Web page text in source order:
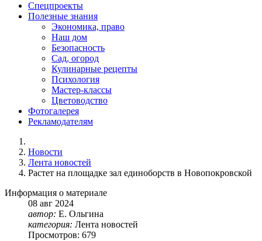
Спецпроекты
Полезные знания
Экономика, право
Наш дом
Безопасность
Сад, огород
Кулинарные рецепты
Психология
Мастер-классы
Цветоводство
Фотогалерея
Рекламодателям
Новости
Лента новостей
Растет на площадке зал единоборств в Новопокровской
Информация о материале
08 авг 2024
автор: Е. Ольгина
категория: Лента новостей
Просмотров: 679